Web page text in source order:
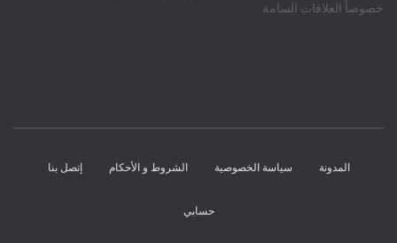
خصوصاً العلاقات السامة
المدونة سياسة الخصوصية الشروط و الأحكام إتصل بنا
حسابي